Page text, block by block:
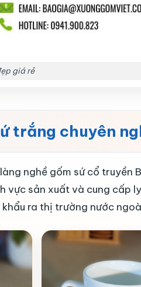
giá rẻ
trắng chuyên
nghề gốm sứ cổ truyền
vực sản xuất và cung cấp
ra thị trường nước